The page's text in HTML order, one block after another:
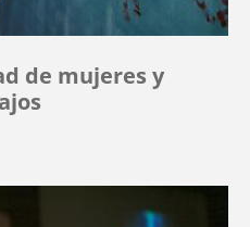
de mujeres y